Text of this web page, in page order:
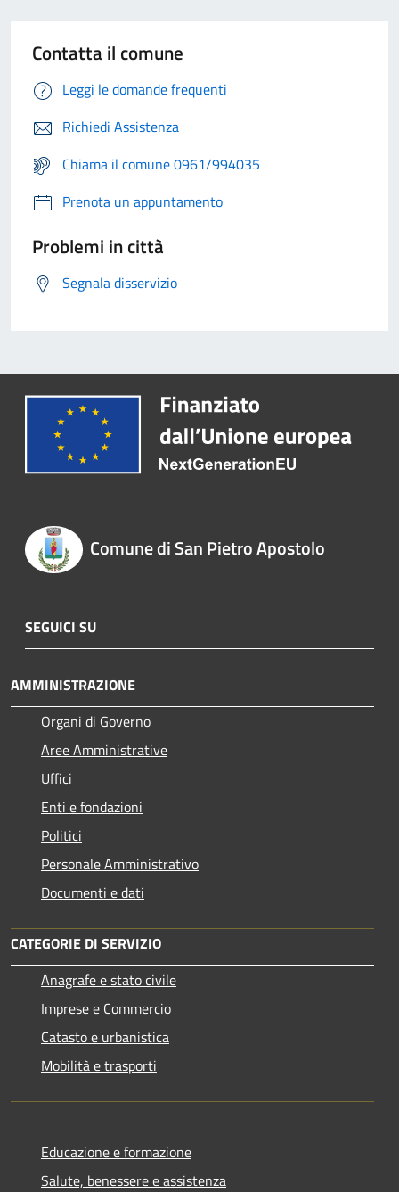
Contatta il comune
Leggi le domande frequenti
Richiedi Assistenza
Chiama il comune 0961/994035
Prenota un appuntamento
Problemi in città
Segnala disservizio
Comune di San Pietro Apostolo
SEGUICI SU
AMMINISTRAZIONE
Organi di Governo
Aree Amministrative
Uffici
Enti e fondazioni
Politici
Personale Amministrativo
Documenti e dati
CATEGORIE DI SERVIZIO
Anagrafe e stato civile
Imprese e Commercio
Catasto e urbanistica
Mobilità e trasporti
Educazione e formazione
Salute, benessere e assistenza